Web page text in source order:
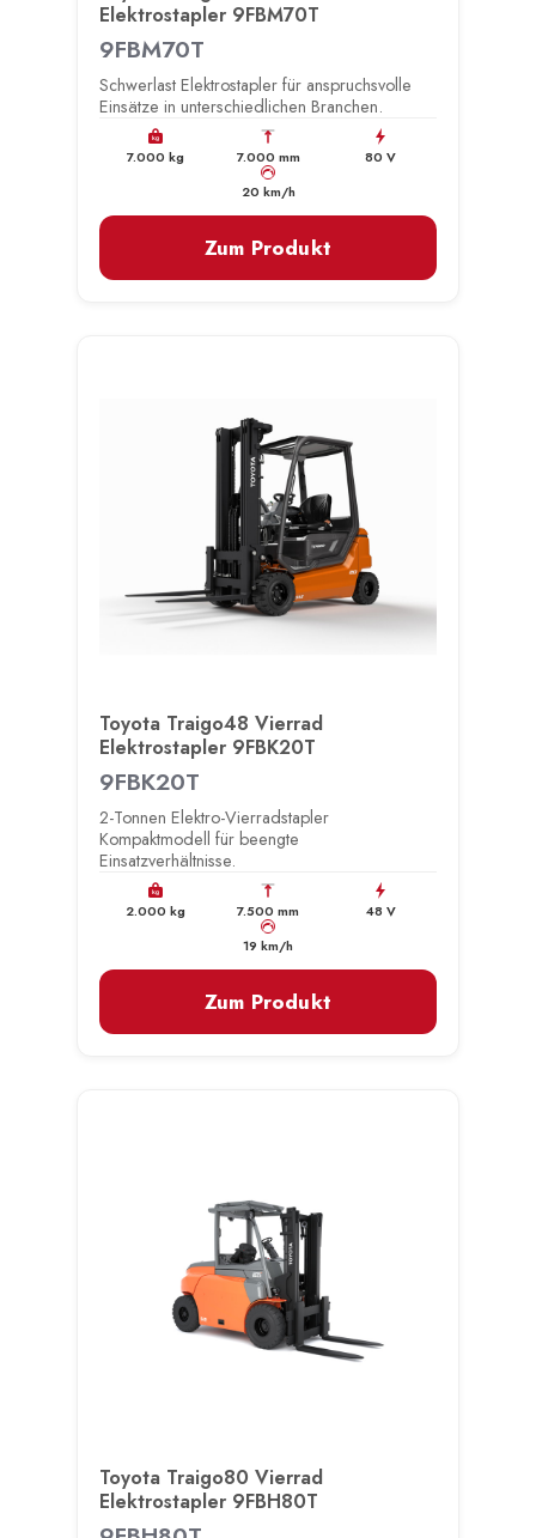
Elektrostapler 9FBM70T
9FBM70T
Schwerlast Elektrostapler für anspruchsvolle
Einsätze in unterschiedlichen Branchen.
kg
7.000 kg 7.000 mm 80 V
km/h
20 km/h
Zum Produkt
Toyota Traigo48 Vierrad
Elektrostapler 9FBK20T
9FBK20T
2-Tonnen Elektro-Vierradstapler
Kompaktmodell für beengte
Einsatzverhältnisse.
kg
2.000 kg 7.500 mm 48 V
km/h
19 km/h
Zum Produkt
Toyota Traigo80 Vierrad
Elektrostapler 9FBH80T